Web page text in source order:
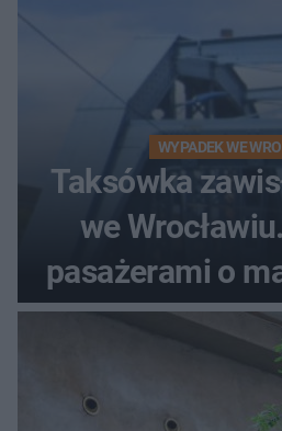
WYPADEK WE
Taksówka
we
pasażerami o
do